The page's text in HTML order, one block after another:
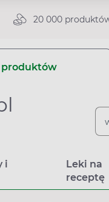
20 000
produktów
i
Leki na
receptę